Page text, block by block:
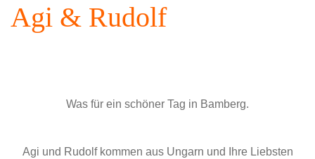
Agi & Rudolf
Was für ein schöner Tag in Bamberg.
Agi und Rudolf kommen aus Ungarn und Ihre Liebsten